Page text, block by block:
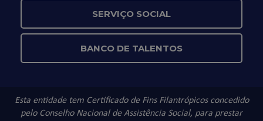
SERVIÇO SOCIAL
BANCO DE TALENTOS
Esta entidade tem Certificado de Fins Filantrópicos concedido
pelo Conselho Nacional de Assistência Social, para prestar